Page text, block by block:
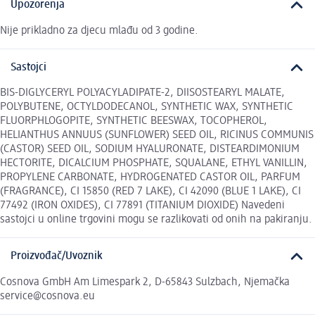
Upozorenja
Nije prikladno za djecu mlađu od 3 godine.
Sastojci
BIS-DIGLYCERYL POLYACYLADIPATE-2, DIISOSTEARYL MALATE,
POLYBUTENE, OCTYLDODECANOL, SYNTHETIC WAX, SYNTHETIC
FLUORPHLOGOPITE, SYNTHETIC BEESWAX, TOCOPHEROL,
HELIANTHUS ANNUUS (SUNFLOWER) SEED OIL, RICINUS COMMUNIS
(CASTOR) SEED OIL, SODIUM HYALURONATE, DISTEARDIMONIUM
HECTORITE, DICALCIUM PHOSPHATE, SQUALANE, ETHYL VANILLIN,
PROPYLENE CARBONATE, HYDROGENATED CASTOR OIL, PARFUM
(FRAGRANCE), CI 15850 (RED 7 LAKE), CI 42090 (BLUE 1 LAKE), CI
77492 (IRON OXIDES), CI 77891 (TITANIUM DIOXIDE) Navedeni
sastojci u online trgovini mogu se razlikovati od onih na pakiranju.
Proizvođač/Uvoznik
Cosnova GmbH Am Limespark 2, D-65843 Sulzbach, Njemačka
service@cosnova.eu